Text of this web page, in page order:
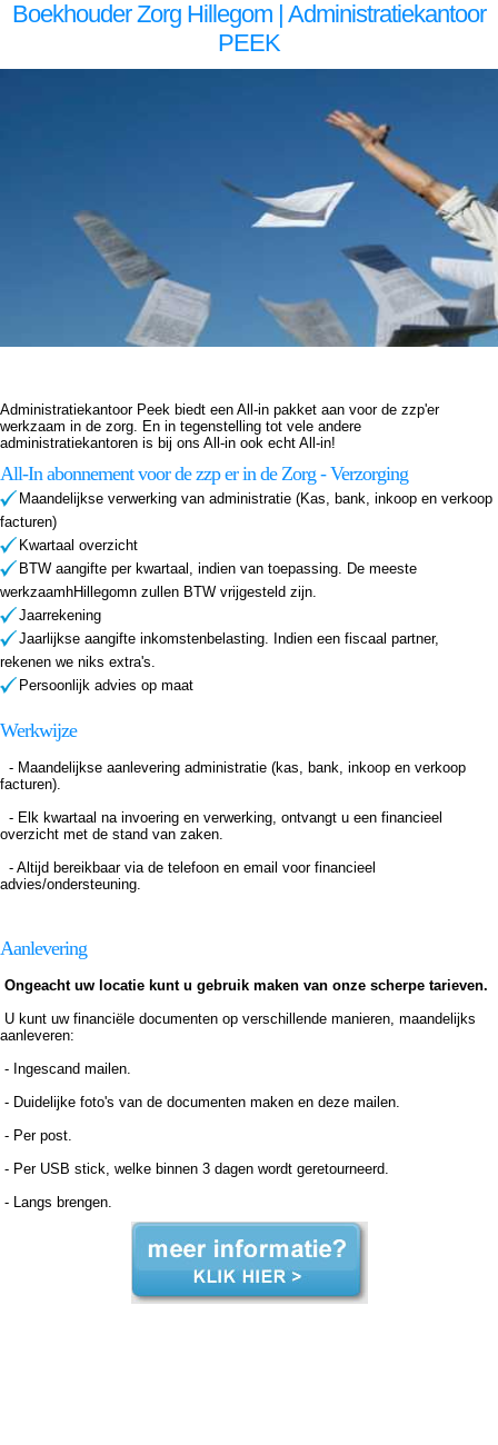
Boekhouder Zorg Hillegom | Administratiekantoor
PEEK
Administratiekantoor Peek biedt een All-in pakket aan voor de zzp'er
werkzaam in de zorg. En in tegenstelling tot vele andere
administratiekantoren is bij ons All-in ook echt All-in!
All-In abonnement voor de zzp er in de Zorg - Verzorging
Maandelijkse verwerking van administratie (Kas, bank, inkoop en verkoop
facturen)
Kwartaal overzicht
BTW aangifte per kwartaal, indien van toepassing. De meeste
werkzaamhHillegomn zullen BTW vrijgesteld zijn.
Jaarrekening
Jaarlijkse aangifte inkomstenbelasting. Indien een fiscaal partner,
rekenen we niks extra's.
Persoonlijk advies op maat
Werkwijze
- Maandelijkse aanlevering administratie (kas, bank, inkoop en verkoop
facturen).
- Elk kwartaal na invoering en verwerking, ontvangt u een financieel
overzicht met de stand van zaken.
- Altijd bereikbaar via de telefoon en email voor financieel
advies/ondersteuning.
Aanlevering
Ongeacht uw locatie kunt u gebruik maken van onze scherpe tarieven.
U kunt uw financiële documenten op verschillende manieren, maandelijks
aanleveren:
- Ingescand mailen.
- Duidelijke foto's van de documenten maken en deze mailen.
- Per post.
- Per USB stick, welke binnen 3 dagen wordt geretourneerd.
- Langs brengen.